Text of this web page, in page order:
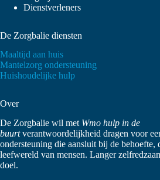
Dienstverleners
De Zorgbalie diensten
Maaltijd aan huis
Mantelzorg ondersteuning
Huishoudelijke hulp
Over
De Zorgbalie wil met Wmo hulp in de
buurtverantwoordelijkheid dragen voor
ondersteuning die aansluit bij de behoefte,
leefwereld van mensen. Langer
doel.